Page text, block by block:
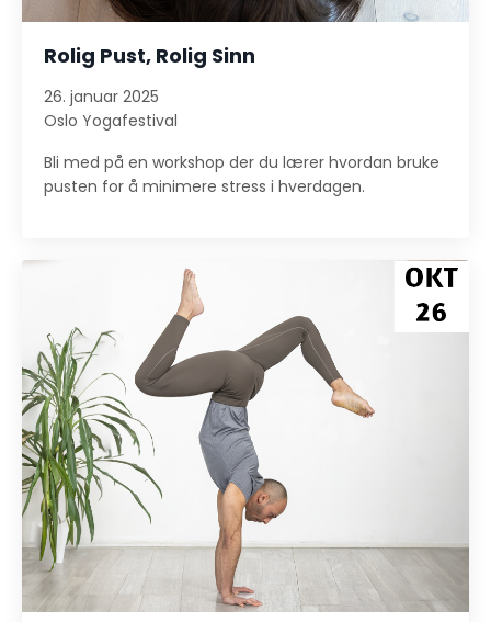
Rolig Pust, Rolig Sinn
26. januar 2025
Oslo Yogafestival
Bli med på en workshop der du lærer hvordan bruke
pusten for å minimere stress i hverdagen.